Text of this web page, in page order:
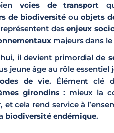
voies de transport
de biodiversité ou objets
desenjeux
majeurs dans
il devient primordial de
jeune âge au rôle essentiel
de vie. Élément clé
girondins : mieux la
et cela rend service à
biodiversité endémique.